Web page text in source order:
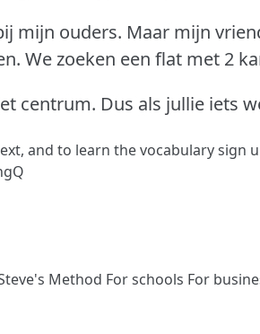
mijn ouders. Maar mijn
We zoeken een flat met 2
centrum. Dus als jullie iets
and to learn the vocabularysign
Method For schools For